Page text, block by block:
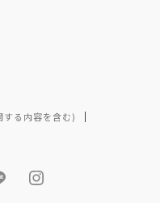
る内容を含む)